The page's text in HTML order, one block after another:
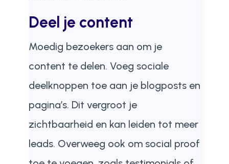
Deel je content
Moedig bezoekers aan om je
content te delen. Voeg sociale
deelknoppen toe aan je blogposts en
pagina’s. Dit vergroot je
zichtbaarheid en kan leiden tot meer
leads. Overweeg ook om social proof